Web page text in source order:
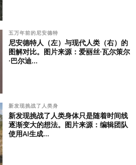
五万年前的尼安德特
尼安德特人（左）与现代人类（右）的
图解对比。图片来源：爱丽丝·瓦尔策尔
·巴尔迪...
新发现挑战了人类身
新发现挑战了人类身体只是随着时间线
逐渐变大的想法。图片来源：编辑团队
使用AI生成...